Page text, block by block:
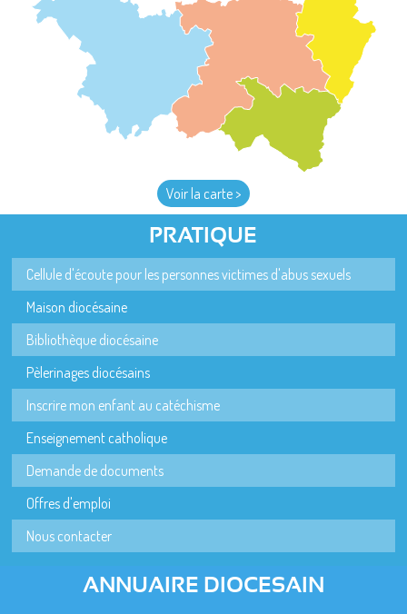
Voir la carte >
PRATIQUE
Cellule d'écoute pour les personnes victimes d'abus sexuels
Maison diocésaine
Bibliothèque diocésaine
Pèlerinages diocésains
Inscrire mon enfant au catéchisme
Enseignement catholique
Demande de documents
Offres d'emploi
Nous contacter
ANNUAIRE DIOCESAIN